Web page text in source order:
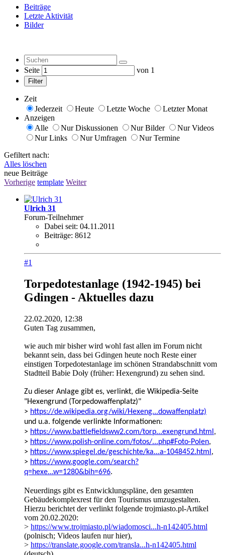
Beiträge
Letzte Aktivität
Bilder
Seite von 1
Filter
Zeit
Jederzeit
Heute Letzte Woche
Letzter Monat
Anzeigen
Alle
Nur Diskussionen Nur Bilder
Nur Videos
Nur Links
Nur Umfragen
Nur Termine
Gefiltert nach:
Alles löschen
neue Beiträge
Vorherige template Weiter
Ulrich 31
Forum-Teilnehmer
Dabei seit: 04.11.2011
Beiträge: 8612
#1
Torpedotestanlage (1942-1945) bei
Gdingen - Aktuelles dazu
22.02.2020, 12:38
Guten Tag zusammen,
wie auch mir bisher wird wohl fast allen im Forum nicht
bekannt sein, dass bei Gdingen heute noch Reste einer
einstigen Torpedotestanlage im schönen Strandabschnitt vom
Stadtteil Babie Doły (früher: Hexengrund) zu sehen sind.
Zu dieser Anlage gibt es, verlinkt, die Wikipedia-Seite
"Hexengrund (Torpedowaffenplatz)"
> https://de.wikipedia.org/wiki/Hexeng...dowaffenplatz)
und u.a. folgende verlinkte Informationen:
> https://www.battlefieldsww2.com/torp...exengrund.html ,
> https://www.polish-online.com/fotos/...php#Foto-Polen,
> https://www.spiegel.de/geschichte/ka...a-1048452.html ,
> https://www.google.com/search?
q=hexe...w=1280&bih=696.
Neuerdings gibt es Entwicklungspläne, den gesamten
Gebäudekomplexrest für den Tourismus umzugestalten.
Hierzu berichtet der verlinkt folgende trojmiasto.pl-Artikel
vom 20.02.2020:
> https://www.trojmiasto.pl/wiadomosci...h-n142405.html
(polnisch; Videos laufen nur hier),
> https://translate.google.com/transla...h-n142405.html